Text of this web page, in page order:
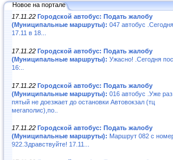
Новое на портале
17.11.22 Городской автобус: Подать жалобу
(Муниципальные маршруты): 047 автобус .Сегодня
17.11 в 18...
17.11.22 Городской автобус: Подать жалобу
(Муниципальные маршруты): Ужасно! .Сегодня
16:..
17.11.22 Городской автобус: Подать жалобу
(Муниципальные маршруты): 016 автобус .Уже раз
пятый не доезжает до остановки Автовокзал (тц
мегаполис),по..
17.11.22 Городской автобус: Подать жалобу
(Муниципальные маршруты): Маршрут 082 с
922.Здравствуйте! 17.11...